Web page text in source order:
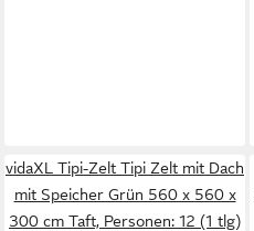
vidaXL Tipi-Zelt Tipi Zelt mit Dach
mit Speicher Grün 560 x 560 x
300 cm Taft, Personen: 12 (1 tlg)